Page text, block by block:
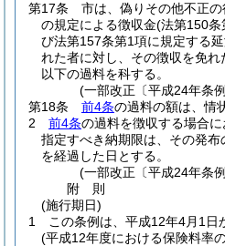
第17条
市は、偽りその他不正
の規定による徴収金(法第150条
び法第157条第1項に規定する
れた者に対し、その徴収を免
以下の過料を科する。
(一部改正〔平成24年条
第18条
前4条の過料の額は、情
2
前4条の過料を徴収する場合
指定すべき納期限は、その発
を経過した日とする。
(一部改正〔平成24年条
附 則
(施行期日)
1
この条例は、平成12年4月1日
(平成12年度における保険料率